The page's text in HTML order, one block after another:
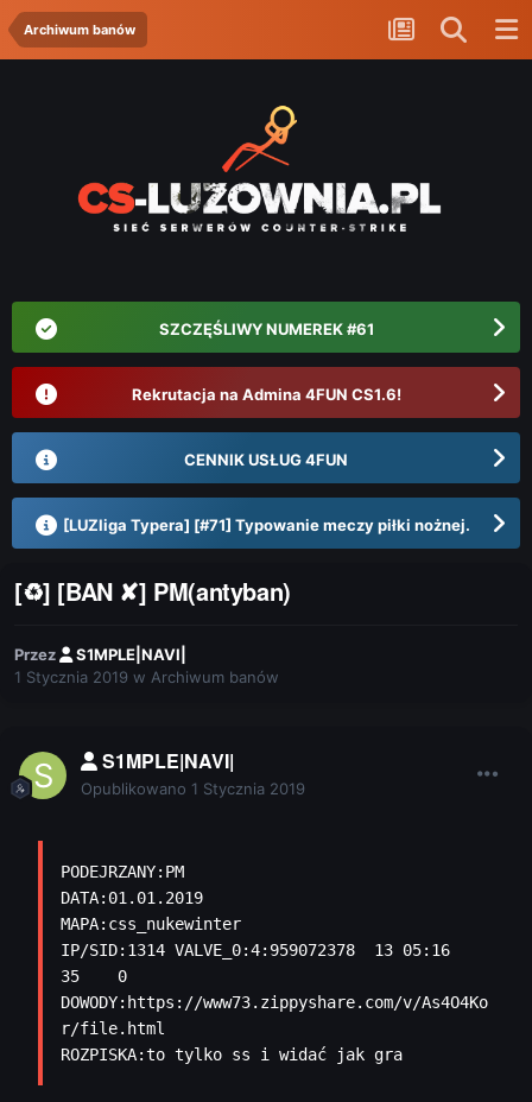
Archiwum banów
SZCZĘŚLIWY NUMEREK #61
Rekrutacja na Admina 4FUN CS1.6!
CENNIK USŁUG 4FUN
[LUZliga Typera] [#71] Typowanie meczy piłki nożnej.
[♻] [BAN ✘] PM(antyban)
Przez
S1MPLE|NAVI|
1 Stycznia 2019 w Archiwum banów
S1MPLE|NAVI|
Opublikowano 1 Stycznia 2019
PODEJRZANY:PM
DATA:01.01.2019
MAPA:css_nukewinter
IP/SID:1314 VALVE_0:4:959072378  13 05:16
35    0
DOWODY:https://www73.zippyshare.com/v/As4O4Ko
r/file.html
ROZPISKA:to tylko ss i widać jak gra